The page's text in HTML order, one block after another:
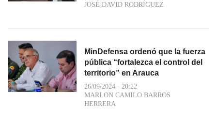
JOSÉ DAVID RODRÍGUEZ
MinDefensa ordenó que la fuerza
pública “fortalezca el control del
territorio” en Arauca
26/09/2024 - 20:22
MARLON CAMILO BARROS
HERRERA